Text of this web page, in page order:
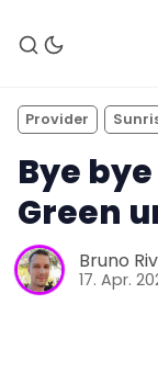
Provider
Bye
Green
Bruno
17. Apr.